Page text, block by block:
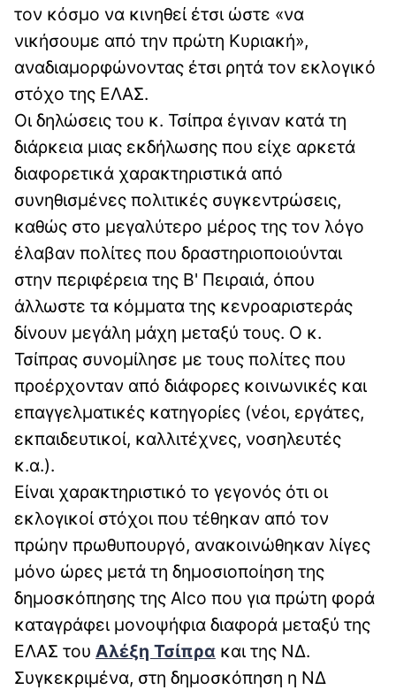
τον κόσμο να κινηθεί έτσι ώστε «να
νικήσουμε από την πρώτη Κυριακή»,
αναδιαμορφώνοντας έτσι ρητά τον εκλογικό
στόχο της ΕΛΑΣ.
Οι δηλώσεις του κ. Τσίπρα έγιναν κατά τη
διάρκεια μιας εκδήλωσης που είχε αρκετά
διαφορετικά χαρακτηριστικά από
συνηθισμένες πολιτικές συγκεντρώσεις,
καθώς στο μεγαλύτερο μέρος της τον λόγο
έλαβαν πολίτες που δραστηριοποιούνται
στην περιφέρεια της Β' Πειραιά, όπου
άλλωστε τα κόμματα της κενροαριστεράς
δίνουν μεγάλη μάχη μεταξύ τους. Ο κ.
Τσίπρας συνομίλησε με τους πολίτες που
προέρχονταν από διάφορες κοινωνικές και
επαγγελματικές κατηγορίες (νέοι, εργάτες,
εκπαιδευτικοί, καλλιτέχνες, νοσηλευτές
κ.α.).
Είναι χαρακτηριστικό το γεγονός ότι οι
εκλογικοί στόχοι που τέθηκαν από τον
πρώην πρωθυπουργό, ανακοινώθηκαν λίγες
μόνο ώρες μετά τη δημοσιοποίηση της
δημοσκόπησης της Alco που για πρώτη φορά
καταγράφει μονοψήφια διαφορά μεταξύ της
ΕΛΑΣ του Αλέξη Τσίπρα και της ΝΔ.
Συγκεκριμένα, στη δημοσκόπηση η ΝΔ